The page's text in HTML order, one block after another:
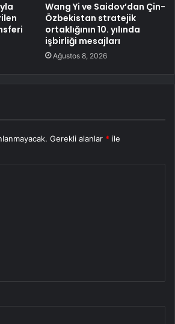
Wang Yi ve Saidov’dan Çin-
Özbekistan stratejik
ortaklığının 10. yılında
işbirliği mesajları
Ağustos 8, 2026
Gerekli alanlar * ile